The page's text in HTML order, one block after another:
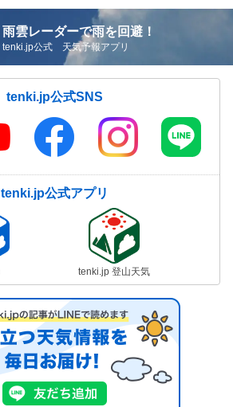
雨雲レーダーで雨を回避！
tenki.jp公式 天気予報アプリ
tenki.jp公式SNS
tenki.jp公式アプリ
tenki.jp 登山天気